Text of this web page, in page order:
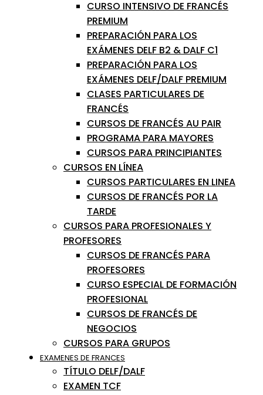
CURSO INTENSIVO DE FRANCÉS
PREMIUM
PREPARACIÓN PARA LOS
EXÁMENES DELF B2 & DALF C1
PREPARACIÓN PARA LOS
EXÁMENES DELF/DALF PREMIUM
CLASES PARTICULARES DE
FRANCÉS
CURSOS DE FRANCÉS AU PAIR
PROGRAMA PARA MAYORES
CURSOS PARA PRINCIPIANTES
CURSOS EN LÍNEA
CURSOS PARTICULARES EN LINEA
CURSOS DE FRANCÉS POR LA
TARDE
CURSOS PARA PROFESIONALES Y
PROFESORES
CURSOS DE FRANCÉS PARA
PROFESORES
CURSO ESPECIAL DE FORMACIÓN
PROFESIONAL
CURSOS DE FRANCÉS DE
NEGOCIOS
CURSOS PARA GRUPOS
EXAMENES DE FRANCES
TÍTULO DELF/DALF
EXAMEN TCF